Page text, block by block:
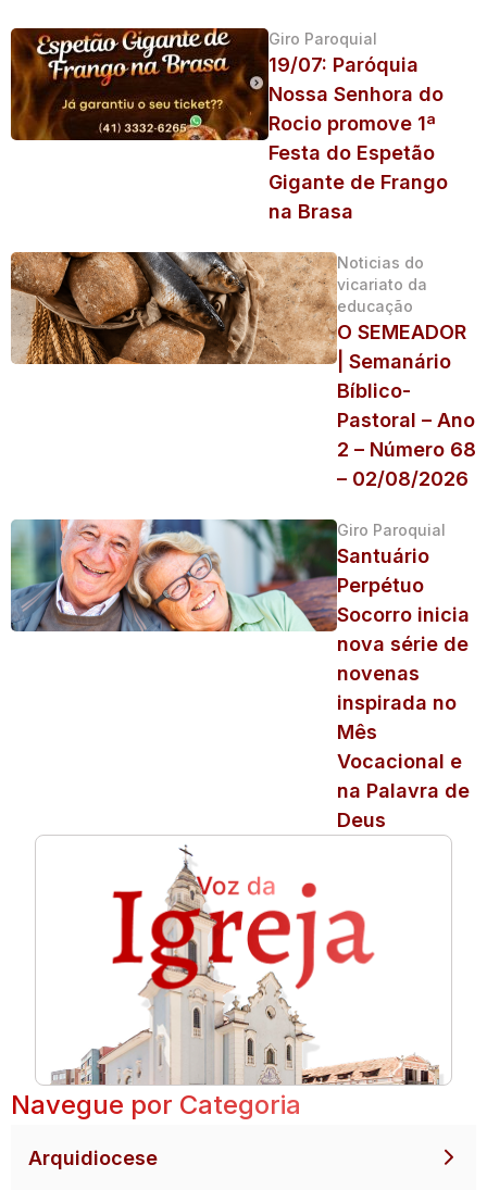
Giro Paroquial
19/07: Paróquia
Nossa Senhora do
Rocio promove 1ª
Festa do Espetão
Gigante de Frango
na Brasa
Noticias do
vicariato da
educação
O SEMEADOR
| Semanário
Bíblico-
Pastoral – Ano
2 – Número 68
– 02/08/2026
Giro Paroquial
Santuário
Perpétuo
Socorro inicia
nova série de
novenas
inspirada no
Mês
Vocacional e
na Palavra de
Deus
Navegue por Categoria
Arquidiocese